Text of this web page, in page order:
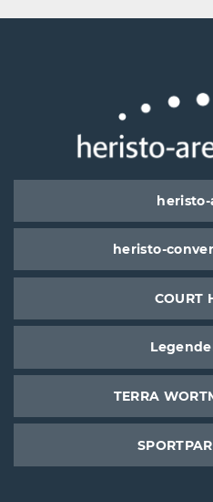
heristo-
heristo-
COURT
TERRA